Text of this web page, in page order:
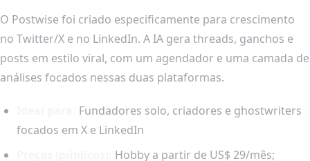
O Postwise foi criado especificamente para crescimento
no Twitter/X e no LinkedIn. A IA gera threads, ganchos e
posts em estilo viral, com um agendador e uma camada de
análises focados nessas duas plataformas.
Fundadores solo, criadores e ghostwriters
focados em X e LinkedIn
Hobby a partir de US$ 29/mês;